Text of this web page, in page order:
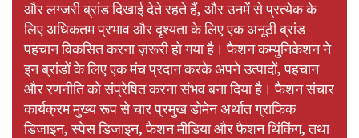
और लग्जरी ब्रांड दिखाई देते रहते हैं, और उनमें से प्रत्येक के
लिए अधिकतम प्रभाव और दृश्यता के लिए एक अनूठी ब्रांड
पहचान विकसित करना ज़रूरी हो गया है। फैशन कम्युनिकेशन ने
इन ब्रांडों के लिए एक मंच प्रदान करके अपने उत्पादों, पहचान
और रणनीति को संप्रेषित करना संभव बना दिया है। फैशन संचार
कार्यक्रम मुख्य रूप से चार प्रमुख डोमेन अर्थात ग्राफिक
डिजाइन, स्पेस डिजाइन, फैशन मीडिया और फैशन थिंकिंग, तथा